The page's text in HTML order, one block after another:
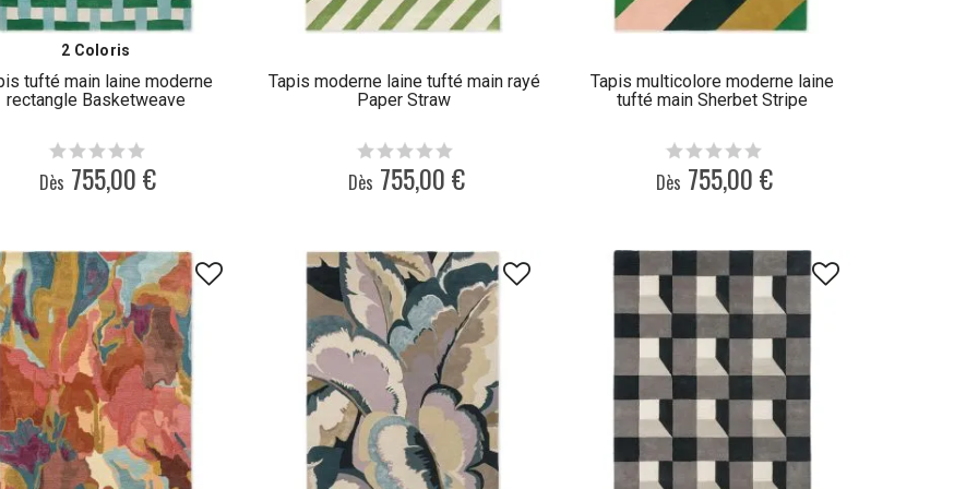
2 Coloris
tufté main laine moderne
rectangle Basketweave
Dès 755,00 €
Tapis moderne laine tufté main rayé
Paper Straw
Dès 755,00 €
Tapis multicolore moderne laine
tufté main Sherbet Stripe
Dès 755,00 €